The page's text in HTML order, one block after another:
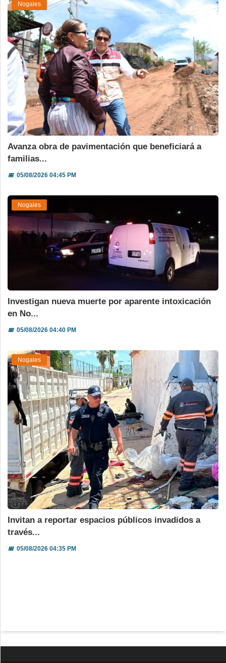
Nogales
Avanza obra de pavimentación que beneficiará a
familias...
📅05/08/2026 04:45 PM
Nogales
Investigan nueva muerte por aparente intoxicación
en No...
📅05/08/2026 04:40 PM
Nogales
Invitan a reportar espacios públicos invadidos a
través...
📅05/08/2026 04:35 PM